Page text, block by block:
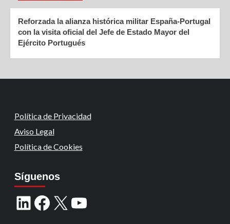
Reforzada la alianza histórica militar España-Portugal
con la visita oficial del Jefe de Estado Mayor del
Ejército Portugués
Política de Privacidad
Aviso Legal
Política de Cookies
Síguenos